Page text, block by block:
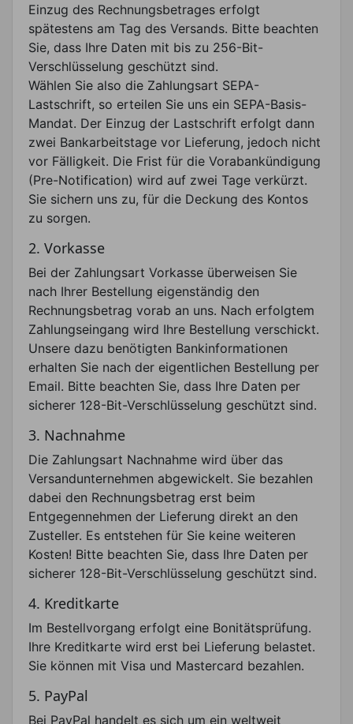
Einzug des Rechnungsbetrages erfolgt
spätestens am Tag des Versands. Bitte beachten
Sie, dass Ihre Daten mit bis zu 256-Bit-
Verschlüsselung geschützt sind.
Wählen Sie also die Zahlungsart SEPA-
Lastschrift, so erteilen Sie uns ein SEPA-Basis-
Mandat. Der Einzug der Lastschrift erfolgt dann
zwei Bankarbeitstage vor Lieferung, jedoch nicht
vor Fälligkeit. Die Frist für die Vorabankündigung
(Pre-Notification) wird auf zwei Tage verkürzt.
Sie sichern uns zu, für die Deckung des Kontos
zu sorgen.
2. Vorkasse
Bei der Zahlungsart Vorkasse überweisen Sie
nach Ihrer Bestellung eigenständig den
Rechnungsbetrag vorab an uns. Nach erfolgtem
Zahlungseingang wird Ihre Bestellung verschickt.
Unsere dazu benötigten Bankinformationen
erhalten Sie nach der eigentlichen Bestellung per
Email. Bitte beachten Sie, dass Ihre Daten per
sicherer 128-Bit-Verschlüsselung geschützt sind.
3. Nachnahme
Die Zahlungsart Nachnahme wird über das
Versandunternehmen abgewickelt. Sie bezahlen
dabei den Rechnungsbetrag erst beim
Entgegennehmen der Lieferung direkt an den
Zusteller. Es entstehen für Sie keine weiteren
Kosten! Bitte beachten Sie, dass Ihre Daten per
sicherer 128-Bit-Verschlüsselung geschützt sind.
4. Kreditkarte
Im Bestellvorgang erfolgt eine Bonitätsprüfung.
Ihre Kreditkarte wird erst bei Lieferung belastet.
Sie können mit Visa und Mastercard bezahlen.
5. PayPal
Bei PayPal handelt es sich um ein weltweit